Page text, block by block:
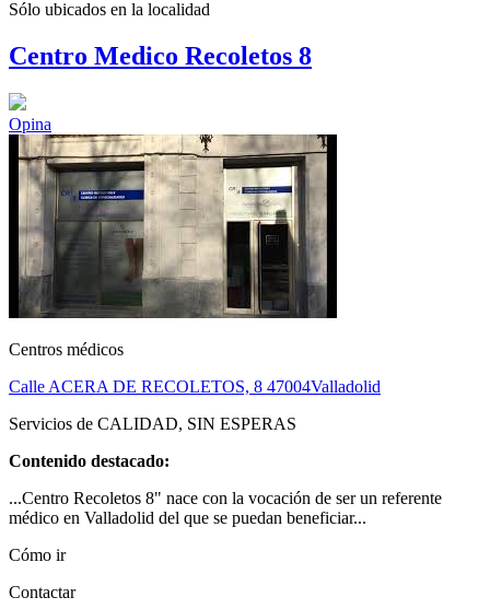
Sólo ubicados en la localidad
Centro Medico Recoletos 8
Opina
Centros médicos
Calle ACERA DE RECOLETOS, 8 47004Valladolid
Servicios de CALIDAD, SIN ESPERAS
Contenido destacado:
...Centro Recoletos 8" nace con la vocación de ser un referente
médico en Valladolid del que se puedan beneficiar...
Cómo ir
Contactar